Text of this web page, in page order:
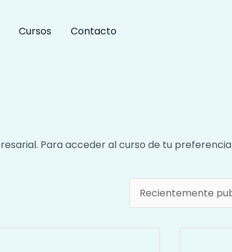
Cursos Contacto
Para acceder al curso de tu preferencia